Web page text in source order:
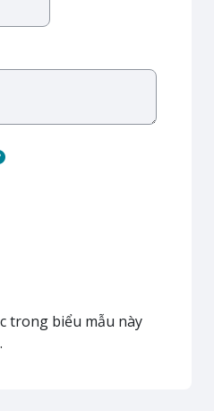
trong biểu mẫu này
.